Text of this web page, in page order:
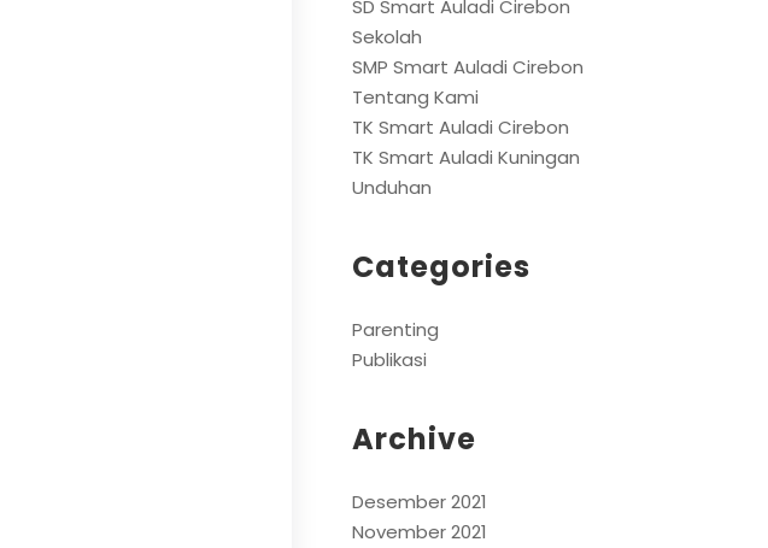
SD Smart Auladi Cirebon
Sekolah
SMP Smart Auladi Cirebon
Tentang Kami
TK Smart Auladi Cirebon
TK Smart Auladi Kuningan
Unduhan
Categories
Parenting
Publikasi
Archive
Desember 2021
November 2021